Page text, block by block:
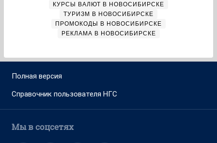
КУРСЫ ВАЛЮТ В НОВОСИБИРСКЕ
ТУРИЗМ В НОВОСИБИРСКЕ
ПРОМОКОДЫ В НОВОСИБИРСКЕ
РЕКЛАМА В НОВОСИБИРСКЕ
Полная версия
Справочник пользователя НГС
Мы в соцсетях